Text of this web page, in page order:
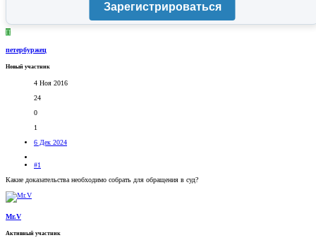
Зарегистрироваться
П
петербуржец
Новый участник
4 Ноя 2016
24
0
1
6 Дек 2024
#1
Какие доказательства необходимо собрать для обращения в суд?
Mr.V
Активный участник